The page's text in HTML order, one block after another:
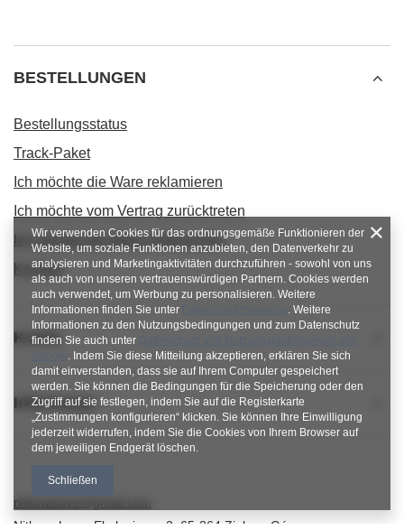
BESTELLUNGEN
Bestellungsstatus
Track-Paket
Ich möchte die Ware reklamieren
Ich möchte vom Vertrag zurücktreten
Ich möchte die Ware umtauschen
Kontakt
Konto
Informacje
nitkowelove@gmail.com
NitkoweLove
Ekologiczna 2 65-364 Zielona Góra
Wir verwenden Cookies für das ordnungsgemäße Funktionieren der
Website, um soziale Funktionen anzubieten, den Datenverkehr zu
analysieren und Marketingaktivitäten durchzuführen - sowohl von uns
als auch von unseren vertrauenswürdigen Partnern. Cookies werden
auch verwendet, um Werbung zu personalisieren. Weitere
Informationen finden Sie unter
. Weitere
Informationen zu den Nutzungsbedingungen und zum Datenschutz
finden Sie auch unter
. Indem Sie diese Mitteilung akzeptieren, erklären Sie sich
damit einverstanden, dass sie auf Ihrem Computer gespeichert
werden. Sie können die Bedingungen für die Speicherung oder den
Zugriff auf sie festlegen, indem Sie auf die Registerkarte
„Zustimmungen konfigurieren“ klicken. Sie können Ihre Einwilligung
jederzeit widerrufen, indem Sie die Cookies von Ihrem Browser auf
dem jeweiligen Endgerät löschen.
Schließen